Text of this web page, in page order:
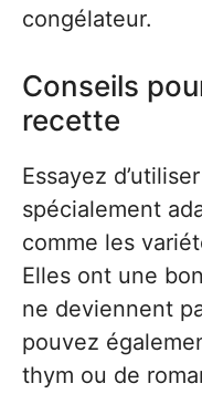
congélateur.
Conseils
recette
Essayez
spécialement
comme les
Elles ont une
ne deviennent
pouvez
thym ou de